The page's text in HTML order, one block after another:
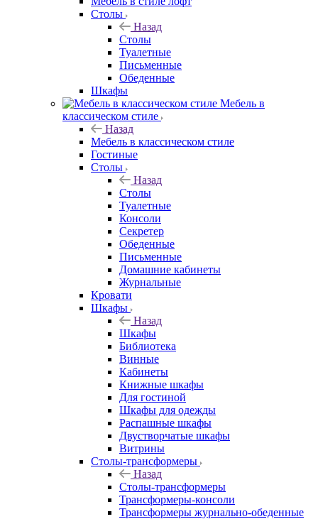
Столы
Назад
Столы
Туалетные
Письменные
Обеденные
Шкафы
Мебель в
классическом стиле
Назад
Мебель в классическом стиле
Гостиные
Столы
Назад
Столы
Туалетные
Консоли
Секретер
Обеденные
Письменные
Домашние кабинеты
Журнальные
Кровати
Шкафы
Назад
Шкафы
Библиотека
Винные
Кабинеты
Книжные шкафы
Для гостиной
Шкафы для одежды
Распашные шкафы
Двустворчатые шкафы
Витрины
Столы-трансформеры
Назад
Столы-трансформеры
Трансформеры-консоли
Трансформеры журнально-обеденные